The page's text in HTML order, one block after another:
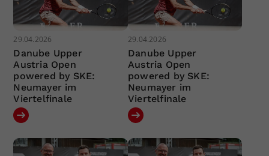
29.04.2026
Danube Upper
Austria Open
powered by SKE:
Neumayer im
Viertelfinale
29.04.2026
Danube Upper
Austria Open
powered by SKE:
Neumayer im
Viertelfinale